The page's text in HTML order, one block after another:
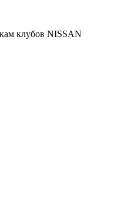
клубов NISSAN